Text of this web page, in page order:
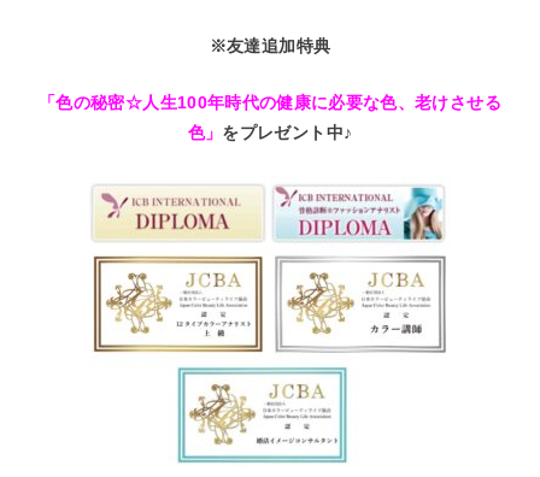
※友達追加特典
「色の秘密☆人生100年時代の健康に必要な色、老けさせる
色」 をプレゼント中♪